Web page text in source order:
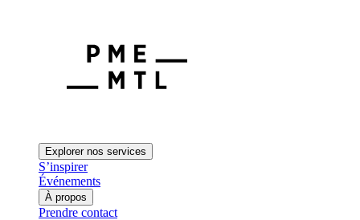
Explorer nos services
S’inspirer
Événements
À propos
Prendre contact